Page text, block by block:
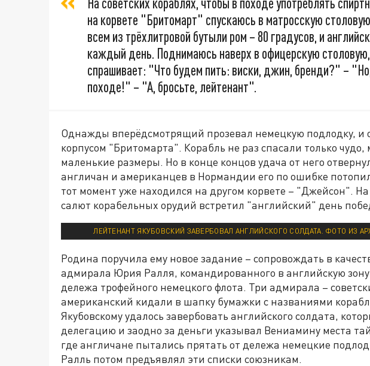
на корвете "Бритомарт" спускаюсь в матросскую
всем из трёхлитровой бутыли ром – 80 градусов, и
каждый день. Поднимаюсь наверх в офицерскую
спрашивает: "Что будем пить: виски, джин, бренди?" –
походе!" – "А, бросьте, лейтенант".
Однажды вперёдсмотрящий прозевал немецкую подлодку, и
корпусом "Бритомарта". Корабль не раз спасали только чудо,
маленькие размеры. Но в конце концов удача от него
англичан и американцев в Нормандии его по ошибке
тот момент уже находился на другом корвете – "Джейсон".
салют корабельных орудий встретил "английский" день
ЛЕЙТЕНАНТ ЯКУБОВСКИЙ ЗАВЕРБОВАЛ АНГЛИЙСКОГО СОЛДАТА. ФОТО ИЗ
Родина поручила ему новое задание – сопровождать в
адмирала Юрия Ралля, командированного в английскую
дележа трофейного немецкого флота. Три адмирала –
американский кидали в шапку бумажки с названиями
Якубовскому удалось завербовать английского солдата,
делегацию и заодно за деньги указывал Вениамину места
где англичане пытались прятать от дележа немецкие
Ралль потом предъявлял эти списки союзникам.